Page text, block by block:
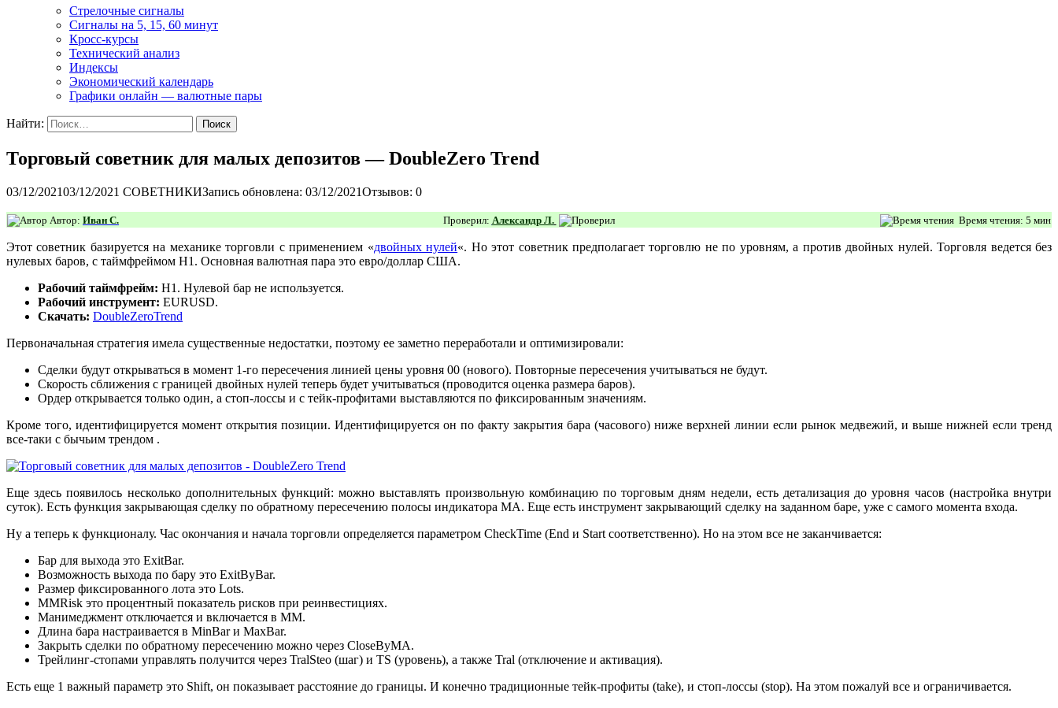
Стрелочные сигналы
Сигналы на 5, 15, 60 минут
Кросс-курсы
Технический анализ
Индексы
Экономический календарь
Графики онлайн — валютные пары
Найти:
Торговый советник для малых депозитов — DoubleZero Trend
03/12/202103/12/2021 СОВЕТНИКИЗапись обновлена: 03/12/2021Отзывов: 0
Автор: Иван С. Проверил: Александр Л. Время чтения: 5 мин
Этот советник базируется на механике торговли с применением «двойных нулей«. Но этот советник предполагает торговлю не по уровням, а против двойных нулей. Торговля ведется без
нулевых баров, с таймфреймом H1. Основная валютная пара это евро/доллар США.
Рабочий таймфрейм: Н1. Нулевой бар не используется.
Рабочий инструмент: EURUSD.
Скачать: DoubleZeroTrend
Первоначальная стратегия имела существенные недостатки, поэтому ее заметно переработали и оптимизировали:
Сделки будут открываться в момент 1-го пересечения линией цены уровня 00 (нового). Повторные пересечения учитываться не будут.
Скорость сближения с границей двойных нулей теперь будет учитываться (проводится оценка размера баров).
Ордер открывается только один, а стоп-лоссы и с тейк-профитами выставляются по фиксированным значениям.
Кроме того, идентифицируется момент открытия позиции. Идентифицируется он по факту закрытия бара (часового) ниже верхней линии если рынок медвежий, и выше нижней если тренд
все-таки с бычьим трендом .
Еще здесь появилось несколько дополнительных функций: можно выставлять произвольную комбинацию по торговым дням недели, есть детализация до уровня часов (настройка внутри
суток). Есть функция закрывающая сделку по обратному пересечению полосы индикатора MA. Еще есть инструмент закрывающий сделку на заданном баре, уже с самого момента входа.
Ну а теперь к функционалу. Час окончания и начала торговли определяется параметром CheckTime (End и Start соответственно). Но на этом все не заканчивается:
Бар для выхода это ExitBar.
Возможность выхода по бару это ExitByBar.
Размер фиксированного лота это Lots.
MMRisk это процентный показатель рисков при реинвестициях.
Манимеджмент отключается и включается в MM.
Длина бара настраивается в MinBar и MaxBar.
Закрыть сделки по обратному пересечению можно через CloseByMA.
Трейлинг-стопами управлять получится через TralSteo (шаг) и TS (уровень), а также Tral (отключение и активация).
Есть еще 1 важный параметр это Shift, он показывает расстояние до границы. И конечно традиционные тейк-профиты (take), и стоп-лоссы (stop). На этом пожалуй все и ограничивается.